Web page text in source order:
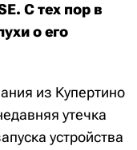
С тех пор в
о его
из Купертино
утечка
устройства